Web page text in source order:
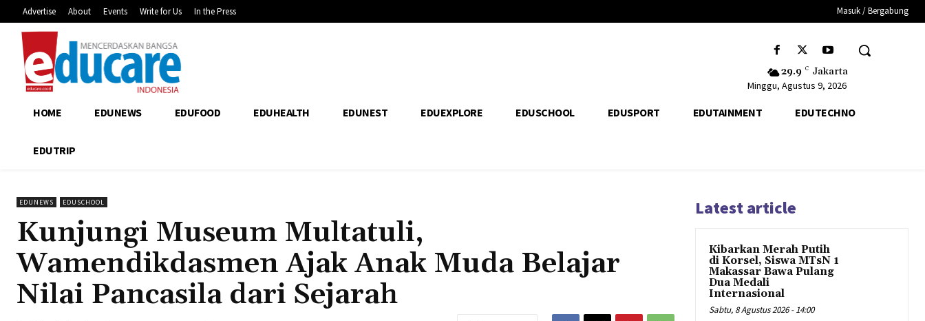
Advertise About Events Write for Us In the Press Masuk / Bergabung
29.9 C Jakarta
Minggu, Agustus 9, 2026
HOME EDUNEWS EDUFOOD EDUHEALTH EDUNEST EDUEXPLORE EDUSCHOOL EDUSPORT EDUTAINMENT EDUTECHNO
EDUTRIP
EDUNEWS EDUSCHOOL
Kunjungi Museum Multatuli,
Wamendikdasmen Ajak Anak Muda Belajar
Nilai Pancasila dari Sejarah
Latest article
Kibarkan Merah Putih
di Korsel, Siswa MTsN 1
Makassar Bawa Pulang
Dua Medali
Internasional
Sabtu, 8 Agustus 2026 - 14:00